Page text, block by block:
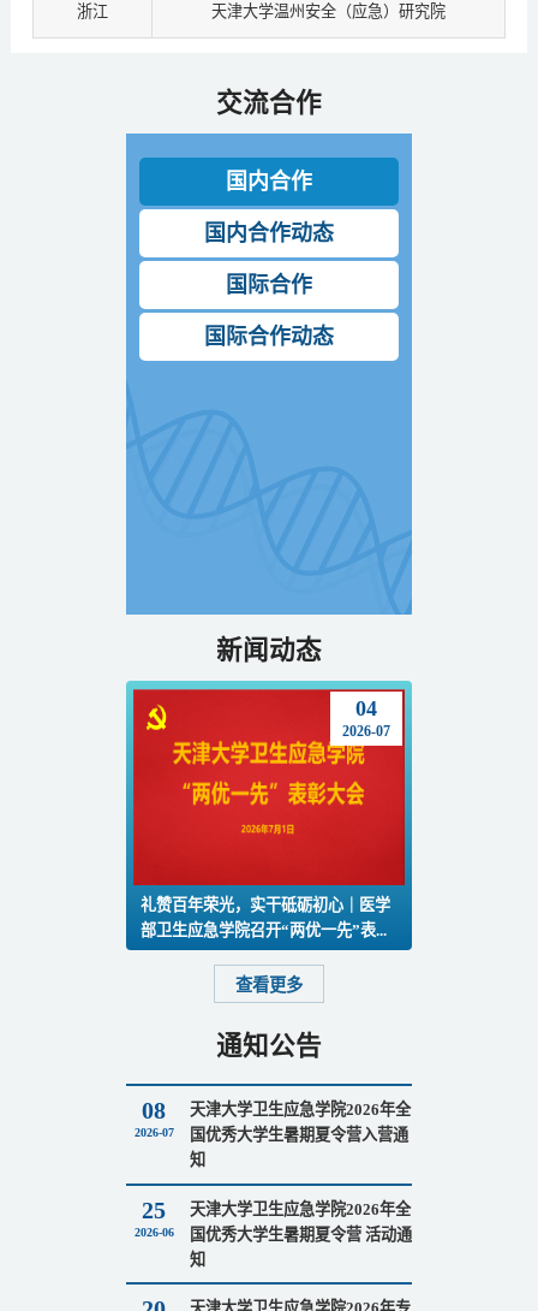
浙江 天津大学温州安全（应急）研究院
交流合作
国内合作
国内合作动态
国际合作
国际合作动态
新闻动态
04
2026-07
礼赞百年荣光，实干砥砺初心｜医学
部卫生应急学院召开“两优一先”表...
查看更多
通知公告
08
2026-07
天津大学卫生应急学院2026年全
国优秀大学生暑期夏令营入营通
知
25
2026-06
天津大学卫生应急学院2026年全
国优秀大学生暑期夏令营 活动通
知